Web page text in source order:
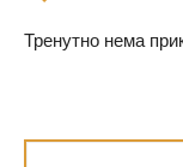
Тренутно нема